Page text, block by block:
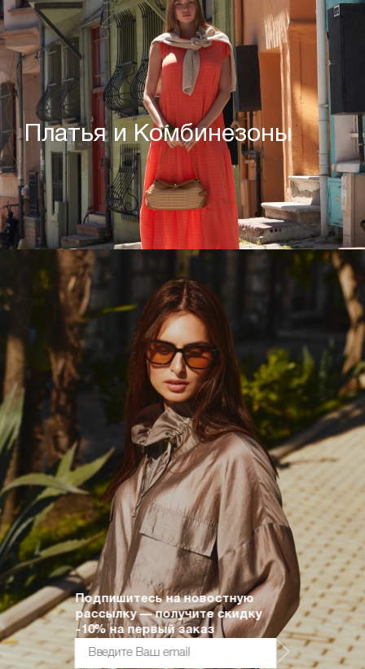
Платья и Комбинезоны
Подпишитесь на новостную
рассылку — получите скидку
-10% на первый заказ